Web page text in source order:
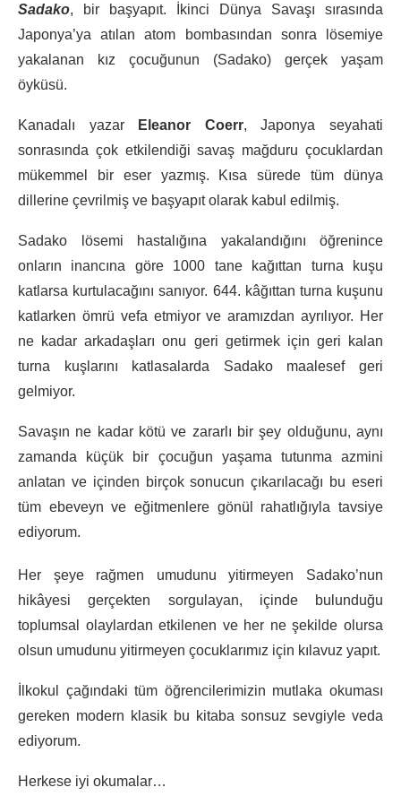
Sadako, bir başyapıt. İkinci Dünya Savaşı sırasında
Japonya’ya atılan atom bombasından sonra lösemiye
yakalanan kız çocuğunun (Sadako) gerçek yaşam
öyküsü.
Kanadalı yazar Eleanor Coerr, Japonya seyahati
sonrasında çok etkilendiği savaş mağduru çocuklardan
mükemmel bir eser yazmış. Kısa sürede tüm dünya
dillerine çevrilmiş ve başyapıt olarak kabul edilmiş.
Sadako lösemi hastalığına yakalandığını öğrenince
onların inancına göre 1000 tane kağıttan turna kuşu
katlarsa kurtulacağını sanıyor. 644. kâğıttan turna kuşunu
katlarken ömrü vefa etmiyor ve aramızdan ayrılıyor. Her
ne kadar arkadaşları onu geri getirmek için geri kalan
turna kuşlarını katlasalarda Sadako maalesef geri
gelmiyor.
Savaşın ne kadar kötü ve zararlı bir şey olduğunu, aynı
zamanda küçük bir çocuğun yaşama tutunma azmini
anlatan ve içinden birçok sonucun çıkarılacağı bu eseri
tüm ebeveyn ve eğitmenlere gönül rahatlığıyla tavsiye
ediyorum.
Her şeye rağmen umudunu yitirmeyen Sadako’nun
hikâyesi gerçekten sorgulayan, içinde bulunduğu
toplumsal olaylardan etkilenen ve her ne şekilde olursa
olsun umudunu yitirmeyen çocuklarımız için kılavuz yapıt.
İlkokul çağındaki tüm öğrencilerimizin mutlaka okuması
gereken modern klasik bu kitaba sonsuz sevgiyle veda
ediyorum.
Herkese iyi okumalar…